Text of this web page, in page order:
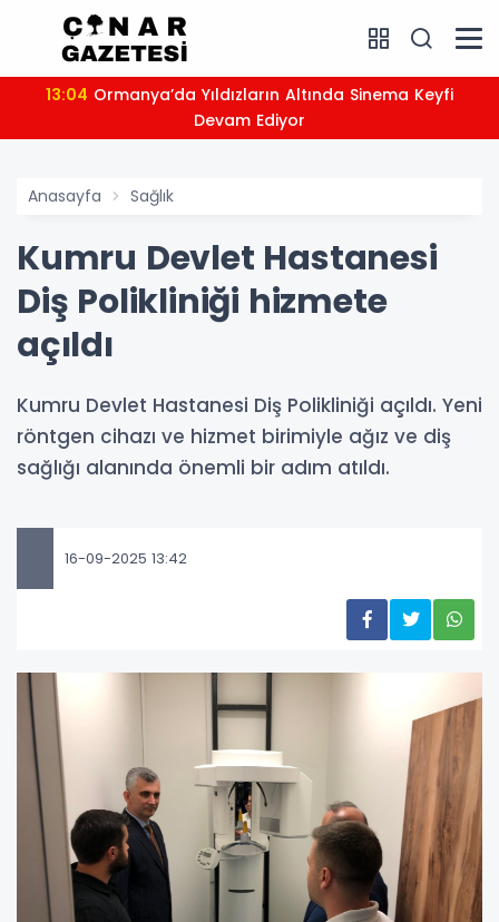
13:04
Devam Ediyor
Anasayfa Sağlık
Kumru Devlet Hastanesi
Diş Polikliniği hizmete
açıldı
Kumru Devlet Hastanesi Diş Polikliniği açıldı. Yeni
röntgen cihazı ve hizmet birimiyle ağız ve diş
sağlığı alanında önemli bir adım atıldı.
16-09-2025 13:42